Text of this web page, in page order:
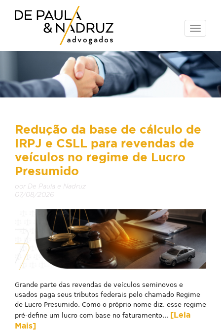
Toggle
Redução da base de cálculo de
IRPJ e CSLL para revendas de
veículos no regime de Lucro
Presumido
por De Paula e Nadruz
07/08/2026
Grande parte das revendas de veículos seminovos e
usados paga seus tributos federais pelo chamado Regime
de Lucro Presumido. Como o próprio nome diz, esse regime
pré-define um lucro com base no faturamento... [Leia
Mais]